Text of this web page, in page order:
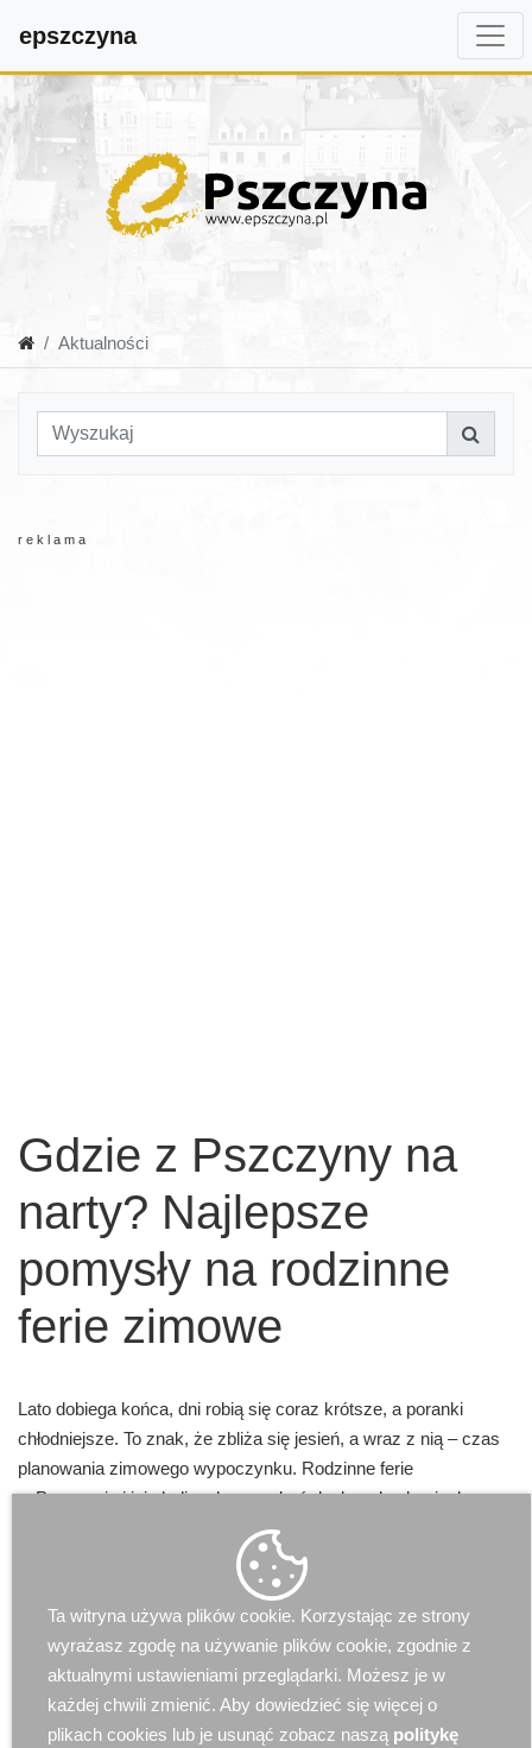
epszczyna
Aktualności
r e k l a m a
Gdzie z Pszczyny na
narty? Najlepsze
pomysły na rodzinne
ferie zimowe
Lato dobiega końca, dni robią się coraz krótsze, a poranki
chłodniejsze. To znak, że zbliża się jesień, a wraz z nią – czas
planowania zimowego wypoczynku. Rodzinne ferie
w Pszczynie i jej okolicach mogą być doskonałą okazją, by
odkryć uroki białego szaleństwa. Choć samo miasto nie ma
stoku narciarskiego, to jednak jego lokalizacja sprawia, że jest
idealną bazą wypadową do zimowych atrakcji regionu.
2025-09-16 10:46:59
Art Partnera 28754896
Ta witryna używa plików cookie. Korzystając ze strony
wyrażasz zgodę na używanie plików cookie, zgodnie z
aktualnymi ustawieniami przeglądarki. Możesz je w
każdej chwili zmienić. Aby dowiedzieć się więcej o
plikach cookies lub je usunąć zobacz naszą politykę